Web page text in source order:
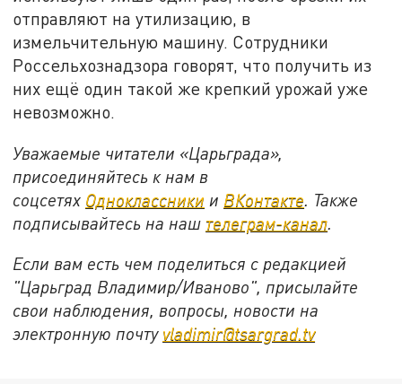
отправляют на утилизацию, в
измельчительную машину. Сотрудники
Россельхознадзора говорят, что получить из
них ещё один такой же крепкий урожай уже
невозможно.
Уважаемые читатели «Царьграда»,
присоединяйтесь к нам в
соцсетях Одноклассники и ВКонтакте . Также
подписывайтесь на наш телеграм-канал
Если вам есть чем поделиться с редакцией
"Царьград Владимир/Иваново", присылайте
свои наблюдения, вопросы, новости на
электронную почту vladimir@tsargrad.tv